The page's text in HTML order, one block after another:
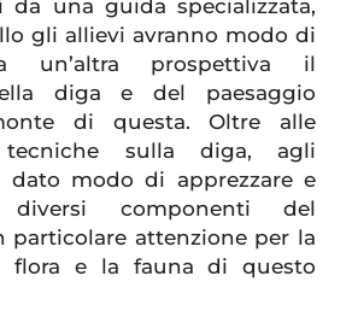
da una guida specializzata,
gli allievi avranno modo di
un’altra prospettiva il
diga e del paesaggio
di questa. Oltre alle
tecniche sulla diga, agli
dato modo di apprezzare e
componenti del
particolare attenzione per la
flora e la fauna di questo